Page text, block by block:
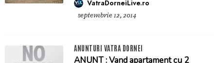
VatraDorneiLive.ro
septembrie 12, 2014
ANUNTURI VATRA DORNEI
ANUNT : Vand apartament cu 2